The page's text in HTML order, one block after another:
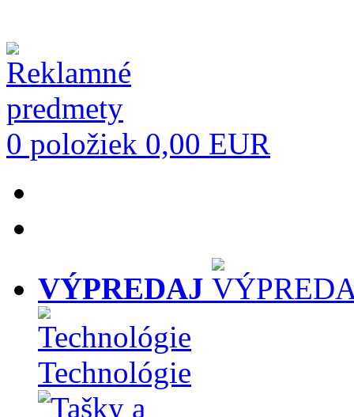
0 položiek 0,00 EUR
VÝPREDAJ
Technológie